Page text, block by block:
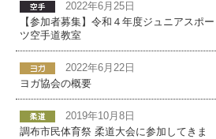
2022年6月25日
【参加者募集】令和４年度ジュニアスポー
ツ空手道教室
2022年6月22日
ヨガ協会の概要
2019年10月8日
調布市民体育祭 柔道大会に参加してきま